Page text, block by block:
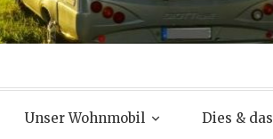
Sylvia
Unser Wohnmobil Dies & das